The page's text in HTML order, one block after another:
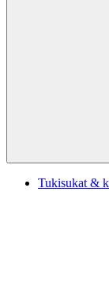
Tukisukat &